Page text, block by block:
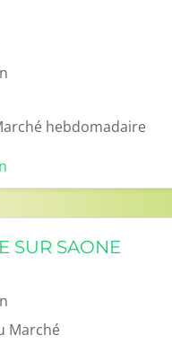
hebdomadaire
SUR SAONE
Marché